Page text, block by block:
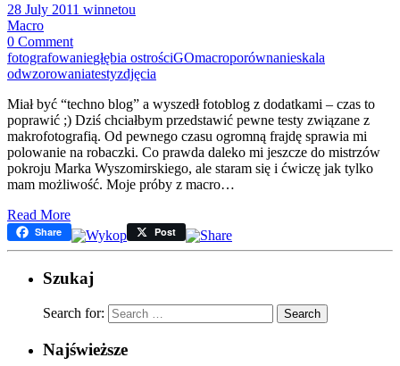
28 July 2011 winnetou
Macro
0 Comment
fotografowaniegłębia ostrościGOmacroporównanieskala
odwzorowaniatestyzdjęcia
Miał być “techno blog” a wyszedł fotoblog z dodatkami – czas to
poprawić ;) Dziś chciałbym przedstawić pewne testy związane z
makrofotografią. Od pewnego czasu ogromną frajdę sprawia mi
polowanie na robaczki. Co prawda daleko mi jeszcze do mistrzów
pokroju Marka Wyszomirskiego, ale staram się i ćwiczę jak tylko
mam możliwość. Moje próby z macro…
Read More
Share Post
Szukaj
Search for:
Najświeższe